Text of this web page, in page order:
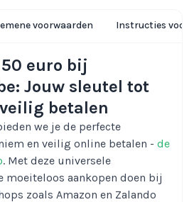
voorwaarden Instructies voor
euro bij
Jouw sleutel tot
betalen
we je de perfecte
en veilig online betalen - de
. Met deze universele
moeiteloos aankopen doen bij
zoals Amazon en Zalando